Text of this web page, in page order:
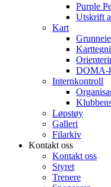
Purple
Utskrift
Kart
DOMA-
Internkontroll
Løpstøy
Galleri
Filarkiv
Kontakt oss
Kontakt oss
Styret
Trenere